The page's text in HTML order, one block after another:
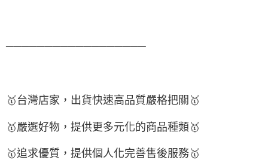
──────────────────
🥇 台灣店家，出貨快速高品質嚴格把關 🥇
🥇嚴選好物 ，提供更多元化的商品種類 🥇
🥇追求優質， 提供個人化完善售後服務🥇